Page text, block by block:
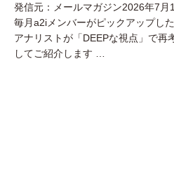
発信元：メールマガジン2026年7月
毎月a2iメンバーがピックアップし
アナリストが「DEEPな視点」で再
してご紹介します …